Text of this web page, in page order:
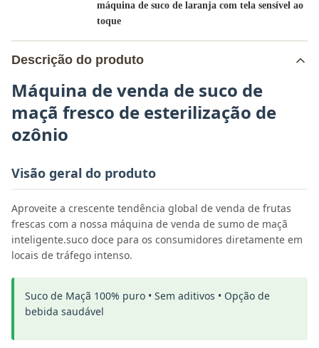
máquina de suco de laranja com tela sensível ao
toque
Descrição do produto
Máquina de venda de suco de
maçã fresco de esterilização de
ozônio
Visão geral do produto
Aproveite a crescente tendência global de venda de frutas
frescas com a nossa máquina de venda de sumo de maçã
inteligente.suco doce para os consumidores diretamente em
locais de tráfego intenso.
Suco de Maçã 100% puro • Sem aditivos • Opção de
bebida saudável